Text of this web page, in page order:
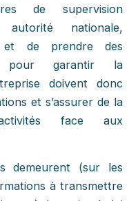
de supervision
nationale,
et de prendre des
pour garantir la
doivent donc
et s’assurer de la
face aux
demeurent (sur les
à transmettre